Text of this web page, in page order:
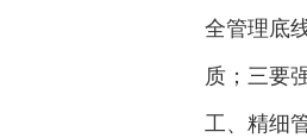
全管理底
质；三要
工、精细